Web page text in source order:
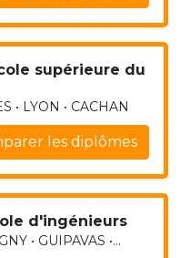
supérieure du
• LYON • CACHAN
les diplômes
d'ingénieurs
• GUIPAVAS •...